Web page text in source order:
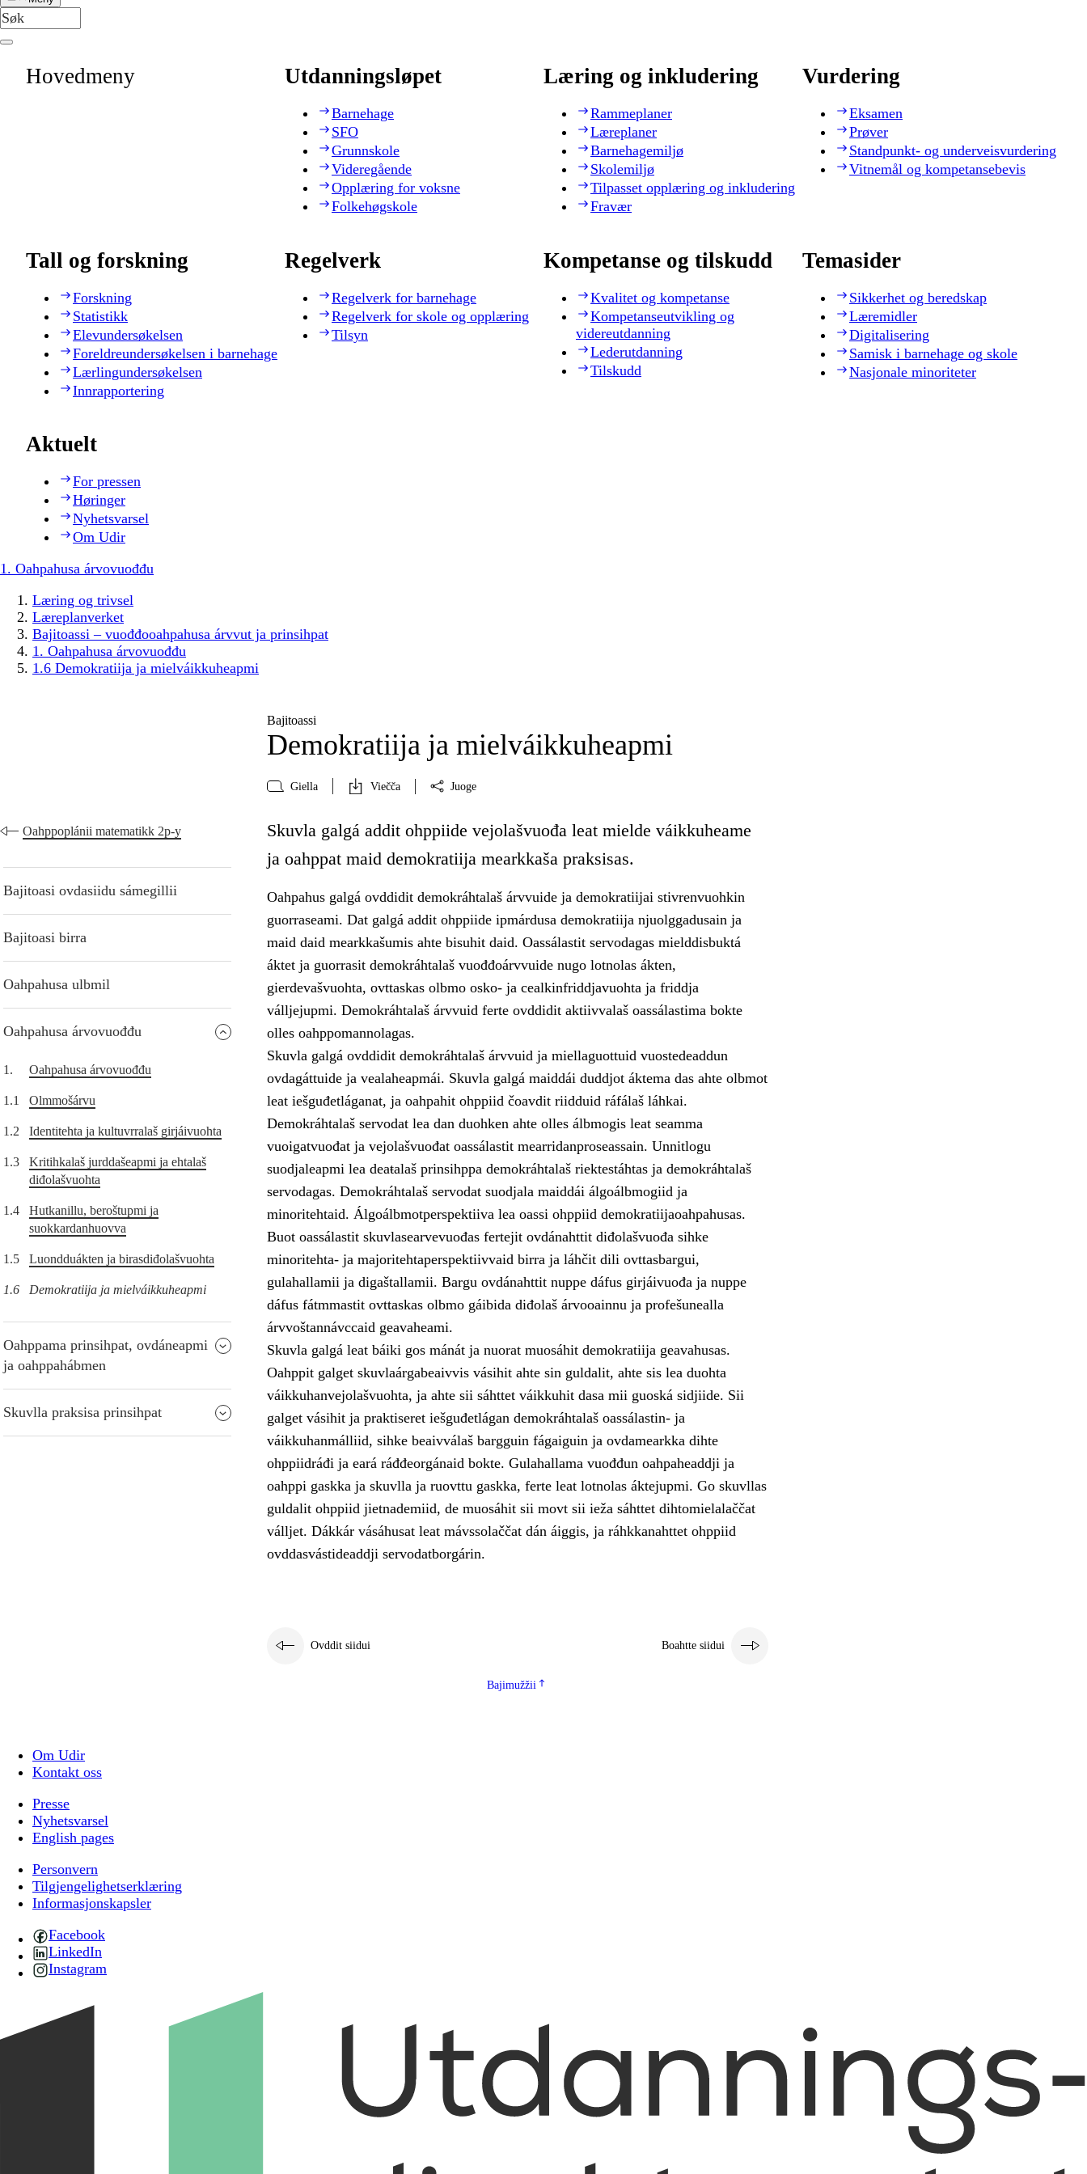
Hovedmeny Utdanningsløpet
Barnehage
SFO
Grunnskole
Videregående
Opplæring for voksne
Folkehøgskole
Læring og inkludering
Rammeplaner
Læreplaner
Barnehagemiljø
Skolemiljø
Tilpasset opplæring og inkludering
Fravær
Vurdering
Eksamen
Prøver
Standpunkt- og underveisvurdering
Vitnemål og kompetansebevis
Tall og forskning
Forskning
Statistikk
Elevundersøkelsen
Foreldreundersøkelsen i barnehage
Lærlingundersøkelsen
Innrapportering
Regelverk
Regelverk for barnehage
Regelverk for skole og opplæring
Tilsyn
Kompetanse og tilskudd
Kvalitet og kompetanse
Kompetanseutvikling og
videreutdanning
Lederutdanning
Tilskudd
Temasider
Sikkerhet og beredskap
Læremidler
Digitalisering
Samisk i barnehage og skole
Nasjonale minoriteter
Aktuelt
For pressen
Høringer
Nyhetsvarsel
Om Udir
1. Oahpahusa árvovuođđu
Læring og trivsel
Læreplanverket
Bajitoassi – vuođđooahpahusa árvvut ja prinsihpat
1. Oahpahusa árvovuođđu
1.6 Demokratiija ja mielváikkuheapmi
Bajitoassi
Demokratiija ja mielváikkuheapmi
Giella Viečča Juoge
Oahppoplánii matematikk 2p-y
Bajitoasi ovdasiidu sámegillii
Bajitoasi birra
Oahpahusa ulbmil
Oahpahusa árvovuođđu
1. Oahpahusa árvovuođđu
1.1 Olmmošárvu
1.2 Identitehta ja kultuvrralaš girjáivuohta
1.3
Kritihkalaš jurddašeapmi ja ehtalaš
diđolašvuohta
1.4
Hutkanillu, beroštupmi ja
suokkardanhuovva
1.5 Luondduákten ja birasdiđolašvuohta
1.6 Demokratiija ja mielváikkuheapmi
Oahppama prinsihpat, ovdáneapmi
ja oahppahábmen
Skuvlla praksisa prinsihpat
Skuvla galgá addit ohppiide vejolašvuođa leat mielde váikkuheame
ja oahppat maid demokratiija mearkkaša praksisas.
Oahpahus galgá ovddidit demokráhtalaš árvvuide ja demokratiijai stivrenvuohkin
guorraseami. Dat galgá addit ohppiide ipmárdusa demokratiija njuolggadusain ja
maid daid mearkkašumis ahte bisuhit daid. Oassálastit servodagas mielddisbuktá
áktet ja guorrasit demokráhtalaš vuođđoárvvuide nugo lotnolas ákten,
gierdevašvuohta, ovttaskas olbmo osko- ja cealkinfriddjavuohta ja friddja
válljejupmi. Demokráhtalaš árvvuid ferte ovddidit aktiivvalaš oassálastima bokte
olles oahppomannolagas.
Skuvla galgá ovddidit demokráhtalaš árvvuid ja miellaguottuid vuostedeaddun
ovdagáttuide ja vealaheapmái. Skuvla galgá maiddái duddjot áktema das ahte olbmot
leat iešguđetláganat, ja oahpahit ohppiid čoavdit riidduid ráfálaš láhkai.
Demokráhtalaš servodat lea dan duohken ahte olles álbmogis leat seamma
vuoigatvuođat ja vejolašvuođat oassálastit mearridanproseassain. Unnitlogu
suodjaleapmi lea deaŧalaš prinsihppa demokráhtalaš riektestáhtas ja demokráhtalaš
servodagas. Demokráhtalaš servodat suodjala maiddái álgoálbmogiid ja
minoritehtaid. Álgoálbmotperspektiiva lea oassi ohppiid demokratiijaoahpahusas.
Buot oassálastit skuvlasearvevuođas fertejit ovdánahttit diđolašvuođa sihke
minoritehta- ja majoritehtaperspektiivvaid birra ja láhčit dili ovttasbargui,
gulahallamii ja digaštallamii. Bargu ovdánahttit nuppe dáfus girjáivuođa ja nuppe
dáfus fátmmastit ovttaskas olbmo gáibida diđolaš árvooainnu ja profešunealla
árvvoštannávccaid geavaheami.
Skuvla galgá leat báiki gos mánát ja nuorat muosáhit demokratiija geavahusas.
Oahppit galget skuvlaárgabeaivvis vásihit ahte sin guldalit, ahte sis lea duohta
váikkuhanvejolašvuohta, ja ahte sii sáhttet váikkuhit dasa mii guoská sidjiide. Sii
galget vásihit ja praktiseret iešguđetlágan demokráhtalaš oassálastin- ja
váikkuhanmálliid, sihke beaivválaš bargguin fágaiguin ja ovdamearkka dihte
ohppiidráđi ja eará ráđđeorgánaid bokte. Gulahallama vuođđun oahpaheaddji ja
oahppi gaskka ja skuvlla ja ruovttu gaskka, ferte leat lotnolas áktejupmi. Go skuvllas
guldalit ohppiid jietnademiid, de muosáhit sii movt sii ieža sáhttet dihtomielalaččat
válljet. Dákkár vásáhusat leat mávssolaččat dán áiggis, ja ráhkkanahttet ohppiid
ovddasvástideaddji servodatborgárin.
Ovddit siidui Boahtte siidui
Bajimužžii
Om Udir
Kontakt oss
Presse
Nyhetsvarsel
English pages
Personvern
Tilgjengelighetserklæring
Informasjonskapsler
Facebook
LinkedIn
Instagram